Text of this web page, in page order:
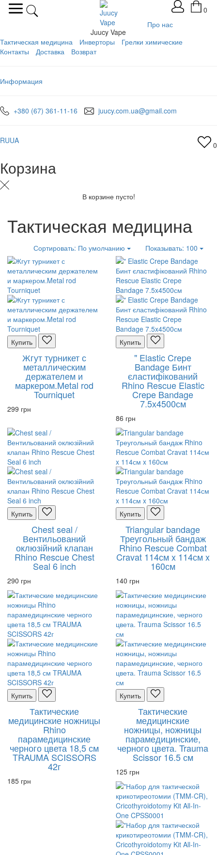
Juucy Vape
0
Про нас
Тактическая медицина
Инверторы
Грелки химические
Контакты
Доставка Возврат
Информация
+380 (67) 361-11-16 juucy.com.ua@gmail.com
RUUA 0
Корзина
В корзине пусто!
Тактическая медицина
Сортировать: По умолчанию Показывать: 100
Купить
Жгут турникет с
металлическим
держателем и
маркером.Metal rod
Tourniquet
299 грн
Купить
" Elastic Crepe
Bandage Бинт
єластифікований
Rhino Rescue Elastic
Crepe Bandage
7.5x4500см
86 грн
Купить
Chest seal /
Вентильований
оклюзійний клапан
Rhino Rescue Chest
Seal 6 inch
290 грн
Купить
Triangular bandage
Треугольный бандаж
Rhino Rescue Combat
Cravat 114см x 114см x
160см
140 грн
Купить
Тактические
медицинские ножницы
Rhino
парамедицинские
черного цвета 18,5 см
TRAUMA SCISSORS
42г
185 грн
Купить
Тактические
медицинские
ножницы, ножницы
парамедицинские,
черного цвета. Trauma
Scissor 16.5 см
125 грн